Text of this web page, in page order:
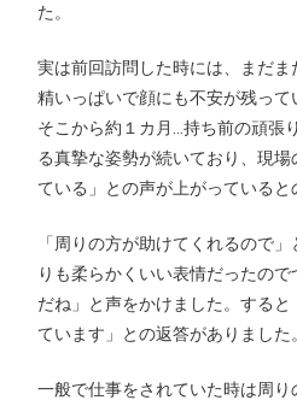
た。
実は前回訪問した時には、まだ
精いっぱいで顔にも不安が残って
そこから約１カ月…持ち前の頑張
る真摯な姿勢が続いており、現
ている」との声が上がっていると
「周りの方が助けてくれるので
りも柔らかくいい表情だったの
だね」と声をかけました。する
ています」との返答がありました
一般で仕事をされていた時は周